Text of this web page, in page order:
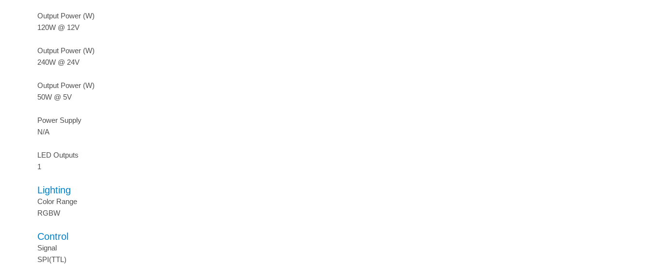
Output Power (W)
120W @ 12V
Output Power (W)
240W @ 24V
Output Power (W)
50W @ 5V
Power Supply
N/A
LED Outputs
1
Lighting
Color Range
RGBW
Control
Signal
SPI(TTL)